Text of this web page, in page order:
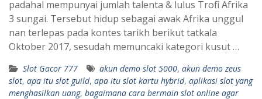
padahal mempunyai jumlah talenta & lulus Trofi Afrika
3 sungai. Tersebut hidup sebagai awak Afrika unggul
nan terlepas pada kontes tarikh berikut tatkala
Oktober 2017, sesudah memuncaki kategori kusut …
Slot Gacor 777 akun demo slot 5000, akun demo zeus
slot, apa itu slot guild, apa itu slot kartu hybrid, aplikasi slot yang
menghasilkan uang, bagaimana cara bermain slot online agar